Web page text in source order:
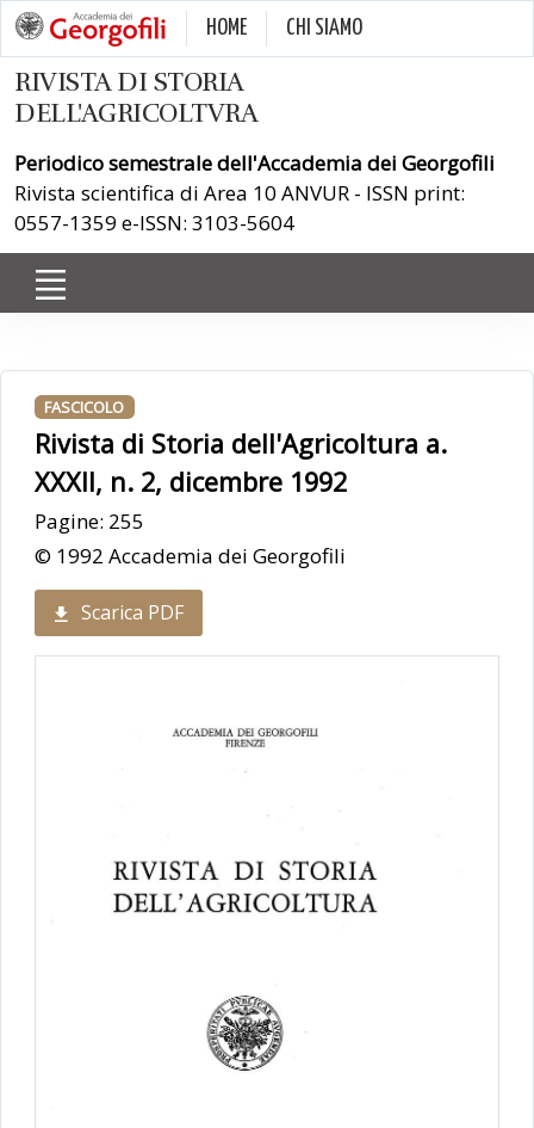
HOME CHI SIAMO
RIVISTA DI STORIA
DELL'AGRICOLTVRA
Periodico semestrale dell'Accademia dei Georgofili
Rivista scientifica di Area 10 ANVUR - ISSN print:
0557-1359 e-ISSN: 3103-5604
FASCICOLO
Rivista di Storia dell'Agricoltura a.
XXXII, n. 2, dicembre 1992
Pagine: 255
© 1992 Accademia dei Georgofili
Scarica PDF